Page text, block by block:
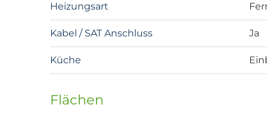
Heizungsart
Kabel / SAT Anschluss Ja
Küche
Flächen